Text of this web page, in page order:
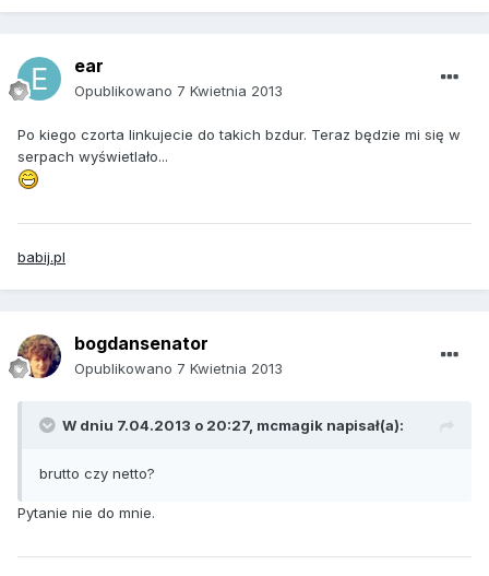
ear
Opublikowano 7 Kwietnia 2013
Po kiego czorta linkujecie do takich bzdur. Teraz będzie mi się w
serpach wyświetlało...
babij.pl
bogdansenator
Opublikowano 7 Kwietnia 2013
W dniu 7.04.2013 o 20:27, mcmagik napisał(a):
brutto czy netto?
Pytanie nie do mnie.